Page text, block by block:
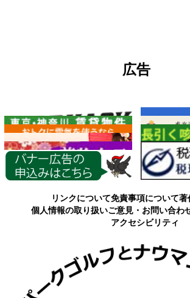
広告
各種情報
リンクについて免責事項について著
個人情報の取り扱いご意見・お問い合わ
アクセシビリティ